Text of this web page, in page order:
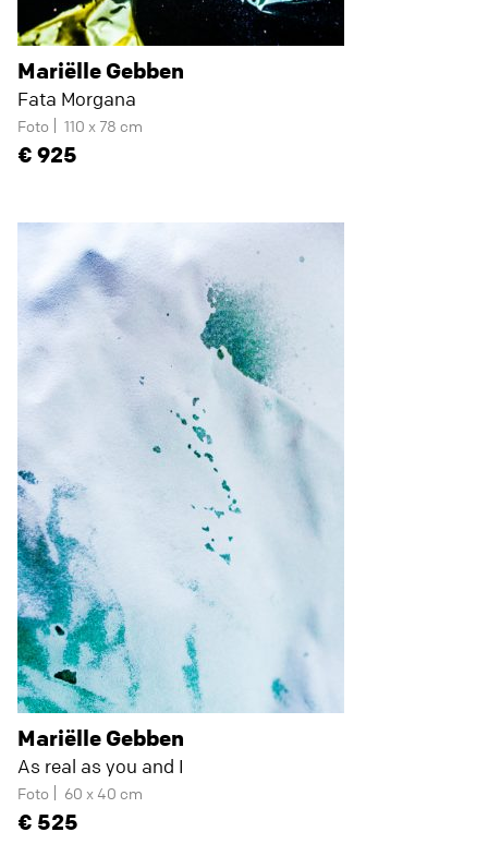
Mariëlle Gebben
Fata Morgana
Foto 110 x 78 cm
925
Mariëlle Gebben
As real as you and I
Foto 60 x 40 cm
525